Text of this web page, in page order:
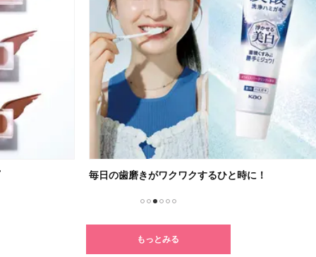
毎日の歯磨きがワクワクするひと時に！
もっとみる